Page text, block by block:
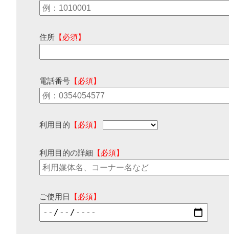
住所 【必須】
電話番号 【必須】
利用目的 【必須】
利用目的の詳細 【必須】
ご使用日 【必須】